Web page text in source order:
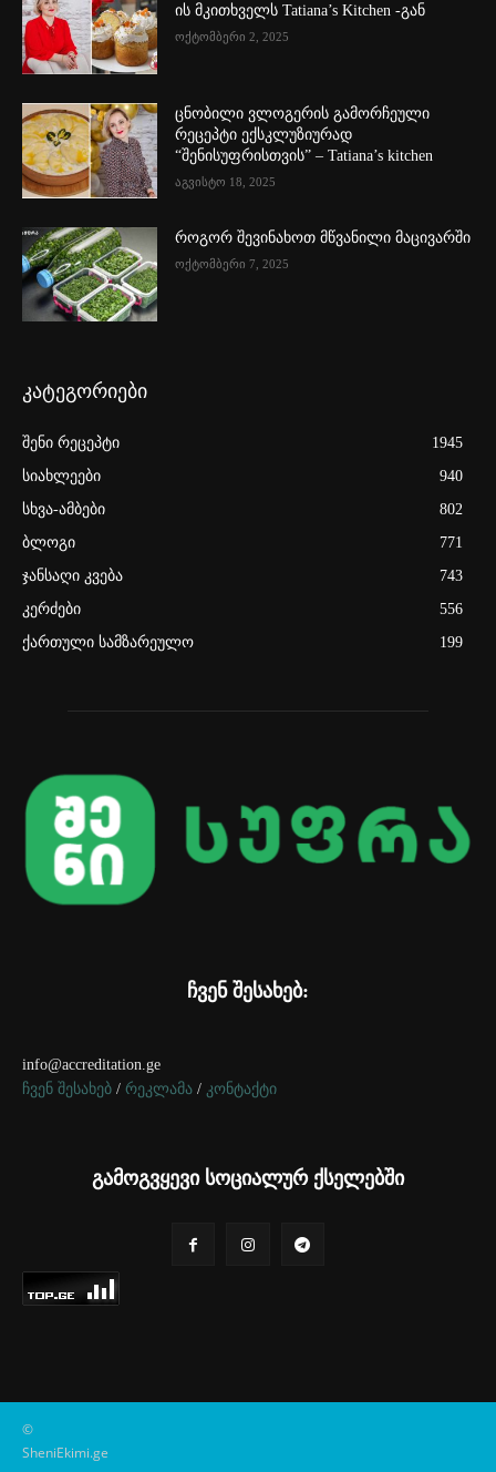
ის მკითხველს Tatiana’s Kitchen -გან
ოქტომბერი 2, 2025
ცნობილი ვლოგერის გამორჩეული
რეცეპტი ექსკლუზიურად
“შენისუფრისთვის” – Tatiana’s kitchen
აგვისტო 18, 2025
როგორ შევინახოთ მწვანილი მაცივარში
ოქტომბერი 7, 2025
კატეგორიები
შენი რეცეპტი
1945
სიახლეები
940
სხვა-ამბები
802
ბლოგი
771
ჯანსაღი კვება
743
კერძები
556
ქართული სამზარეულო
199
ჩვენ შესახებ:
info@accreditation.ge
ჩვენ შესახებ / რეკლამა / კონტაქტი
გამოგვყევი სოციალურ ქსელებში
©
SheniEkimi.ge